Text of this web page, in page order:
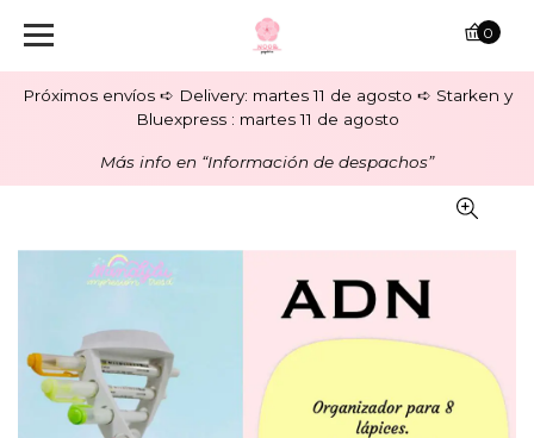
Próximos envíos ➪ Delivery: martes 11 de agosto ➪ Starken y
Bluexpress : martes 11 de agosto
Más info en “Información de despachos”
0